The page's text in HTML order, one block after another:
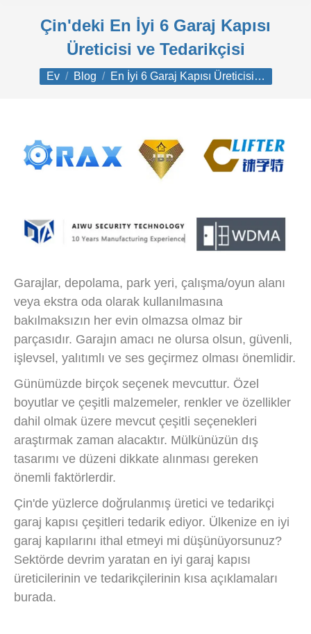
Çin'deki En İyi 6 Garaj Kapısı
Üreticisi ve Tedarikçisi
Buradasınız:
Ev Blog En İyi 6 Garaj Kapısı Üreticisi…
Garajlar, depolama, park yeri, çalışma/oyun alanı
veya ekstra oda olarak kullanılmasına
bakılmaksızın her evin olmazsa olmaz bir
parçasıdır. Garajın amacı ne olursa olsun, güvenli,
işlevsel, yalıtımlı ve ses geçirmez olması önemlidir.
Günümüzde birçok seçenek mevcuttur. Özel
boyutlar ve çeşitli malzemeler, renkler ve özellikler
dahil olmak üzere mevcut çeşitli seçenekleri
araştırmak zaman alacaktır. Mülkünüzün dış
tasarımı ve düzeni dikkate alınması gereken
önemli faktörlerdir.
Çin'de yüzlerce doğrulanmış üretici ve tedarikçi
garaj kapısı çeşitleri tedarik ediyor. Ülkenize en iyi
garaj kapılarını ithal etmeyi mi düşünüyorsunuz?
Sektörde devrim yaratan en iyi garaj kapısı
üreticilerinin ve tedarikçilerinin kısa açıklamaları
burada.